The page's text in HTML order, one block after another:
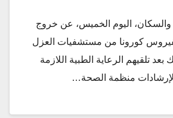
والسكان، اليوم الخميس، عن خروج
بفيروس كورونا من مستشفيات العزل
تلقيهم الرعاية الطبية اللازمة
لإرشادات منظمة الصحة…